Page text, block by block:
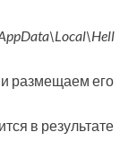
размещаем его
в результате